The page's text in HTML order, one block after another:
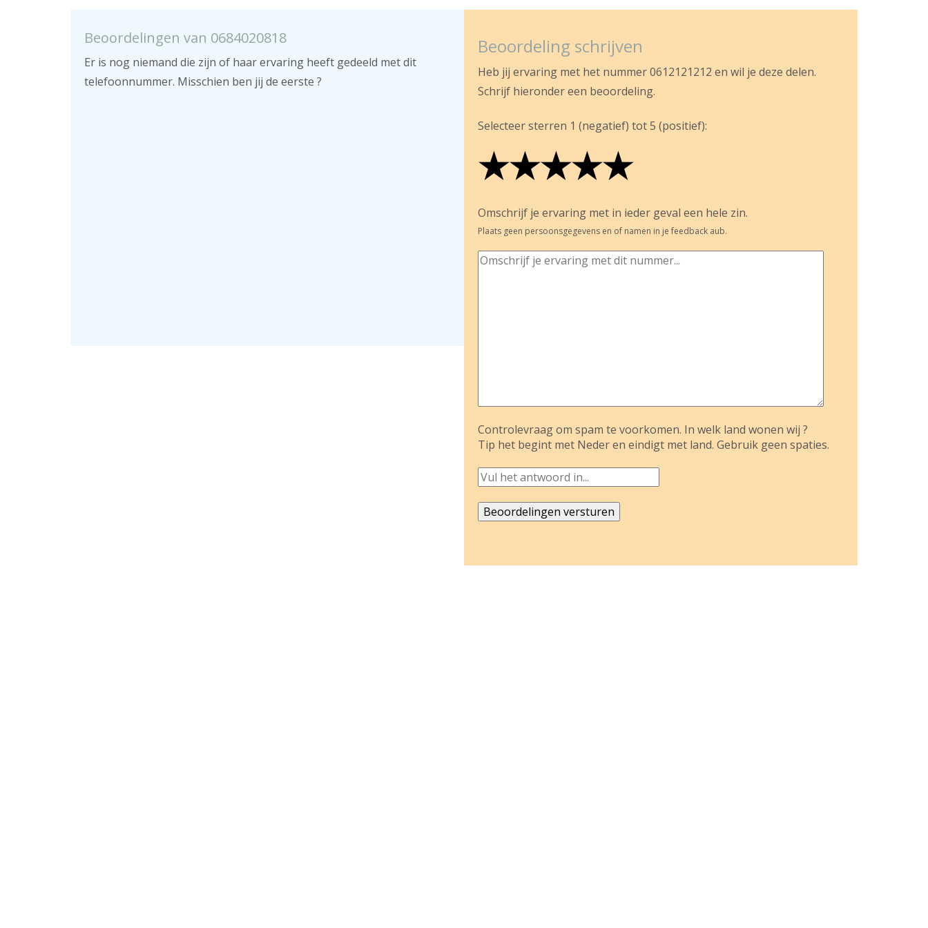
Beoordelingen van 0684020818
Er is nog niemand die zijn of haar ervaring heeft gedeeld met dit
telefoonnummer. Misschien ben jij de eerste ?
Beoordeling schrijven
Heb jij ervaring met het nummer 0612121212 en wil je deze delen.
Schrijf hieronder een beoordeling.
Selecteer sterren 1 (negatief) tot 5 (positief):
★
★★
★★★
★★★★
★★★★★
Omschrijf je ervaring met in ieder geval een hele zin.
Plaats geen persoonsgegevens en of namen in je feedback aub.
Controlevraag om spam te voorkomen. In welk land wonen wij ?
Tip het begint met Neder en eindigt met land. Gebruik geen spaties.